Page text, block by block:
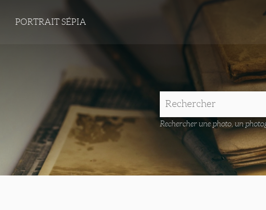
PORTRAIT SÉPIA
Rechercher une photo, un